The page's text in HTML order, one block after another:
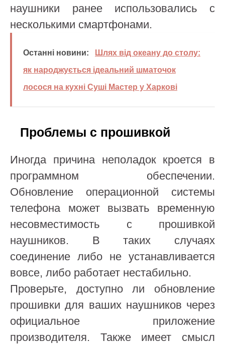
наушники ранее использовались с
несколькими смартфонами.
Останні новини:
Шлях від океану до столу:
як народжується ідеальний шматочок
лосося на кухні Суші Мастер у Харкові
Проблемы с прошивкой
Иногда причина неполадок кроется в
программном обеспечении.
Обновление операционной системы
телефона может вызвать временную
несовместимость с прошивкой
наушников. В таких случаях
соединение либо не устанавливается
вовсе, либо работает нестабильно.
Проверьте, доступно ли обновление
прошивки для ваших наушников через
официальное приложение
производителя. Также имеет смысл